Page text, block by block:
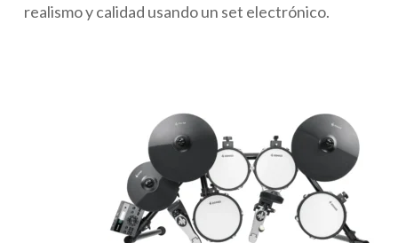
realismo y calidad usando un set electrónico.